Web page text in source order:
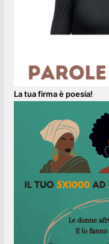
La tua firma è poesia!